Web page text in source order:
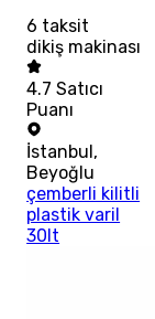
6 taksit
dikiş makinası
4.7 Satıcı
Puanı
İstanbul,
Beyoğlu
çemberli kilitli
plastik varil
30lt